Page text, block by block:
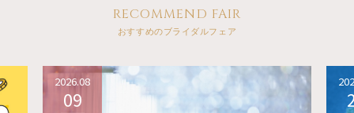
RECOMMEND FAIR
おすすめのブライダルフェア
2026.08
09